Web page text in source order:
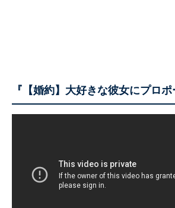
『【婚約】大好きな彼女にプロポ